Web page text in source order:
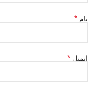
نام *
ایمیل *